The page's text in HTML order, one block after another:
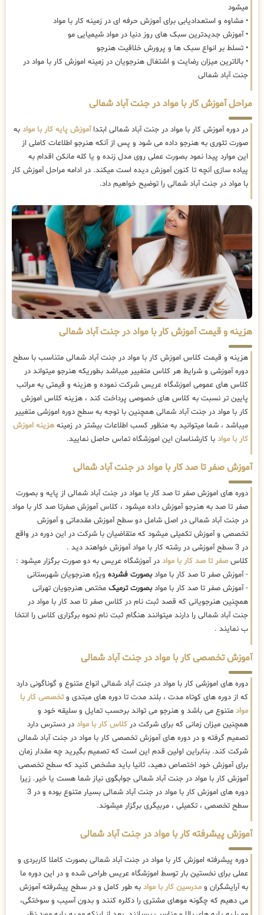
میشود
• مشاوه و استعدادیابی برای آموزش حرفه ای در زمینه کار با مواد
• آموزش جدیدترین سبک های روز دنیا در مواد شیمیایی مو
• تسلط بر انواع سبک ها و پرورش خلاقیت هنرجو
• بالاترین میزان رضایت و اشتغال هنرجویان در زمینه اموزش کار با مواد در
جنت آباد شمالی
مراحل آموزش کار با مواد در جنت آباد شمالی
در دوره آموزش کار با مواد در جنت آباد شمالی ابتداآموزش پایه کار با مواد به
صورت تئوری به هنرجو داده می شود و پس از آنکه هنرجو اطلاعات کاملی از
این موارد پیدا نمود بصورت عملی روی مدل زنده و یا کله مانکن اقدام به
پیاده سازی آنچه تا کنون آموزش دیده است میکند. در ادامه مراحل آموزش کار
با مواد در جنت آباد شمالی را توضیح خواهیم داد.
هزینه و قیمت آموزش کار با مواد در جنت آباد شمالی
هزینه و قیمت کلاس اموزش کار با مواد در جنت آباد شمالی متناسب با سطح
دوره آموزشی و شرایط هر کلاس متغییر میباشد بطوریکه هنرجو میتواند در
کلاس های عمومی اموزشگاه عریس شرکت نموده و هزینه و قیمتی به مراتب
پایین تر نسبت به کلاس های خصوصی پرداخت کند ، هزینه کلاس اموزش
کار با مواد در جنت آباد شمالی همچنین با توجه به سطح دوره اموزشی متغییر
میباشد ، شما میتوانید به منظور کسب اطلاعات بیشتر در زمینه هزینه اموزش
کار با مواد با کارشناسان این اموزشگاه تماس حاصل نمایید.
آموزش صفر تا صد کار با مواد در جنت آباد شمالی
دوره های اموزش صفر تا صد کار با مواد در جنت آباد شمالی از پایه و بصورت
صفر تا صد به هنرجو آموزش داده میشود ، کلاس آموزش صفرتا صد کار با مواد
در جنت آباد شمالی در اصل شامل دو سطح آموزش مقدماتی و آموزش
تخصصی و آموزش تکمیلی میشود که متقاضیان با شرکت در این دوره در واقع
در 3 سطح آموزشی در رشته کار با مواد آموزش خواهند دید .
کلاسصفر تا صد کار با مواد در آموزشگاه عریس به دو صورت برگزار میشود :
- آموزش صفر تا صد کار با موادبصورت فشرده ویژه هنرجویان شهرستانی
- آموزش صفر تا صد کار با موادبصورت ترمیک مختص هنرجویان تهرانی
همچنین هنرجویانی که قصد ثبت نام در کلاس صفر تا صد کار با مواد در
جنت آباد شمالی را دارند میتوانند هنگام ثبت نام نحوه برگزاری کلاس را انتخا
ب نمایند .
آموزش تخصصی کار با مواد در جنت آباد شمالی
دوره های اموزشی کار با مواد در جنت آباد شمالی انواع متنوع و گوناگونی دارد
که از دوره های کوتاه مدت ، بلند مدت تا دوره های مبتدی وتخصصی کار با
مواد متنوع می باشد و هنرجو می تواند برحسب تمایل و سلیقه خود و
همچنین میزان زمانی که برای شرکت در کلاس کار با مواد در دسترس دارد
تصمیم گرفته و در دوره های آموزش تخصصی کار با مواد در جنت آباد شمالی
شرکت کند. بنابراین اولین قدم این است که تصمیم بگیرید چه مقدار زمان
برای آموزش خود اختصاص دهید، ثانیا باید مشخص کنید که سطح تخصصی
آموزش کار با مواد در جنت آباد شمالی جوابگوی نیاز شما هست یا خیر. زیرا
دوره های اموزش کار با مواد در جنت آباد شمالی بسیار متنوع بوده و در 3
سطح تخصصی ، تکمیلی ، مربیگری برگزار میشوند.
آموزش پیشرفته کار با مواد در جنت آباد شمالی
دوره پیشرفته اموزش کار با مواد در جنت آباد شمالی بصورت کاملا کاربردی و
عملی برای نخستین بار توسط اموزشگاه عریس طراحی شده و در این دوره ما
به آرایشگران و مدرسین کار با مواد به طور کامل و در سطح پیشرفته آموزش
می دهیم که چگونه موهای مشتری را دکلره کنند و بدون آسیب و سوختگی،